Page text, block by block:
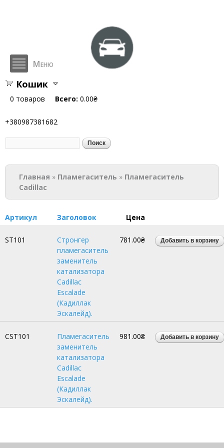
содержанию
hlop.com.ua
Меню
Кошик
0 товаров Всего: 0.00₴
+380987381682
Форма поиска
Вы здесь
Главная » Пламегаситель » Пламегаситель
Cadillac
Артикул Заголовок Цена
ST101
Стронгер
пламегаситель
заменитель
катализатора
Cadillac
Escalade
(Кадиллак
Эскалейд).
781.00₴
CST101
Пламегаситель
заменитель
катализатора
Cadillac
Escalade
(Кадиллак
Эскалейд).
981.00₴